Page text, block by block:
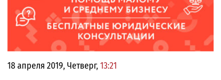
18 апреля 2019, Четверг, 13:21